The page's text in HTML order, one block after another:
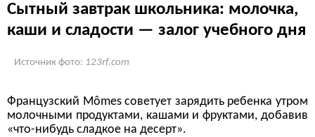
Сытный завтрак школьника: молочка,
каши и сладости — залог учебного дня
Источник фото: 123rf.com
Французский Mômes советует зарядить ребенка утром
молочными продуктами, кашами и фруктами, добавив
«что-нибудь сладкое на десерт».